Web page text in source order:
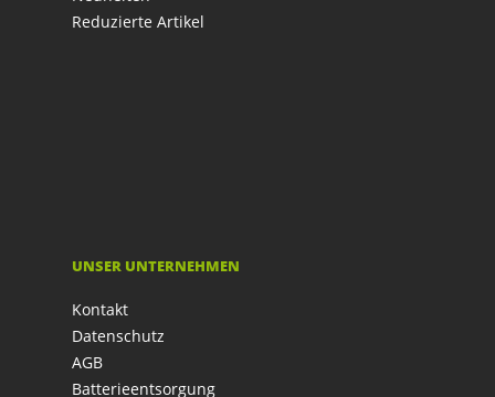
Reduzierte Artikel
UNSER UNTERNEHMEN
Kontakt
Datenschutz
AGB
Batterieentsorgung